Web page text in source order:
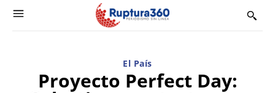
El País
Proyecto Perfect Day: